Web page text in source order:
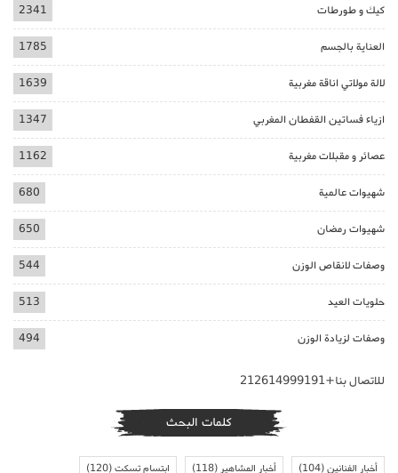
كيك و طورطات 2341
العناية بالجسم 1785
لالة مولاتي اناقة مغربية 1639
ازياء فساتين القفطان المغربي 1347
عصائر و مقبلات مغربية 1162
شهيوات عالمية 680
شهيوات رمضان 650
وصفات لانقاص الوزن 544
حلويات العيد 513
وصفات لزيادة الوزن 494
للاتصال بنا+212614999191
كلمات البحث
أخبار الفنانين(104) أخبار المشاهير(118) ابتسام تسكت(120)